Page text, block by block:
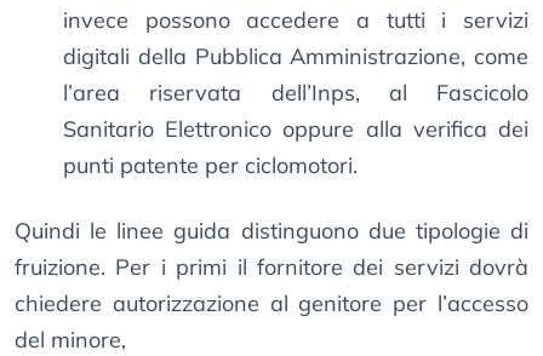
invece possono accedere a tutti i servizi
digitali della Pubblica Amministrazione, come
l’area riservata dell’Inps, al Fascicolo
Sanitario Elettronico oppure alla verifica dei
punti patente per ciclomotori.
Quindi le linee guida distinguono due tipologie di
fruizione. Per i primi il fornitore dei servizi dovrà
chiedere autorizzazione al genitore per l’accesso
del minore,